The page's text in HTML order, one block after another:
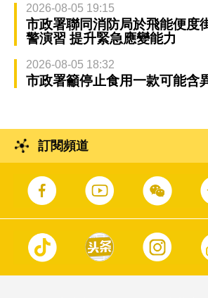
2026-08-05 19:15
市政署聯同消防局於飛能便度
警演習 提升緊急應變能力
2026-08-05 18:32
市政署籲停止食用一款可能含
訂閱頻道